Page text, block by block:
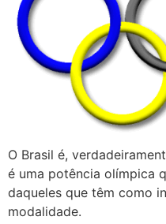
O Brasil é,
é uma potência olímpica
daqueles que têm como
modalidade.